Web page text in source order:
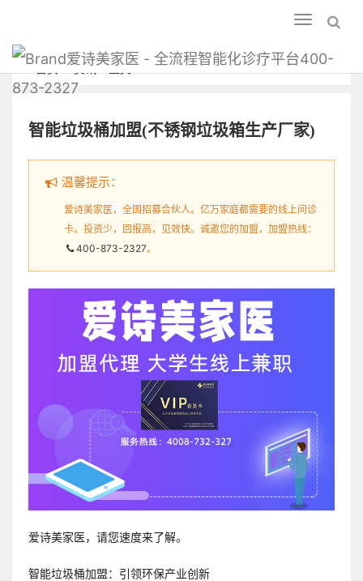
Toggle
navigation
爱诗美家医 - 全流程智能化诊疗平台400-
873-2327
首页 资讯 正文
智能垃圾桶加盟(不锈钢垃圾箱生产厂家)
温馨提示：
爱诗美家医，全国招募合伙人。亿万家庭都需要的线上问诊
卡。投资少，回报高，见效快。诚邀您的加盟，加盟热线：
400-873-2327。
爱诗美家医，请您速度来了解。
智能垃圾桶加盟：引领环保产业创新